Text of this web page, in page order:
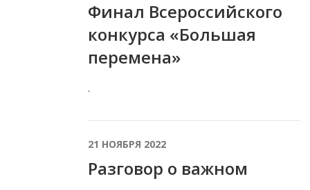
Финал Всероссийского
конкурса «Большая
перемена»
.
21 НОЯБРЯ 2022
Разговор о важном